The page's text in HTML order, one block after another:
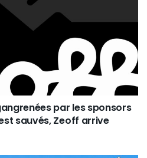
par les sponsors
sauvés, Zeoff arrive